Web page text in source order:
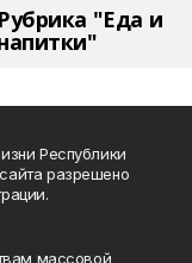
Рубрика "Еда и
Республики
разрешено
массовой